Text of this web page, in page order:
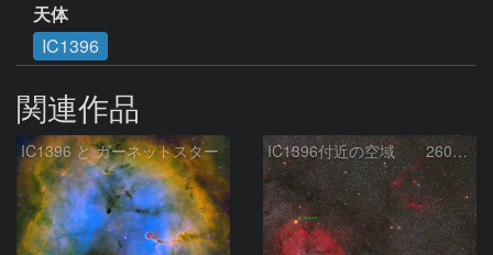
天体
IC1396
関連作品
IC1396 と ガーネットスター IC1396付近の空域 260720